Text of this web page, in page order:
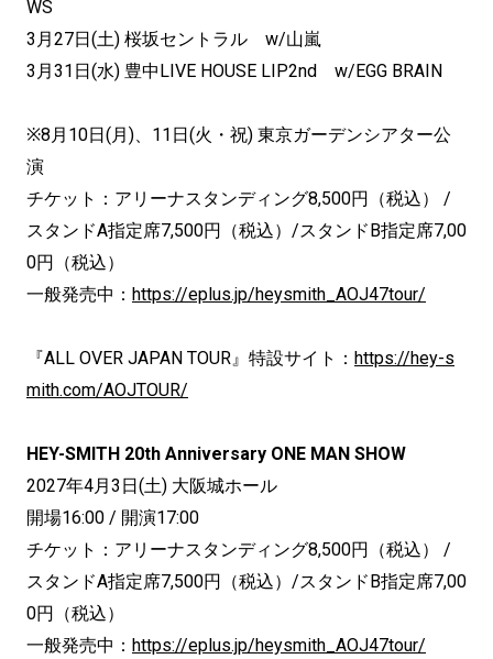
WS
3月27日(土) 桜坂セントラル w/山嵐
3月31日(水) 豊中LIVE HOUSE LIP2nd w/EGG BRAIN
※8月10日(月)、11日(火・祝) 東京ガーデンシアター公
演
チケット：アリーナスタンディング8,500円（税込） /
スタンドA指定席7,500円（税込）/スタンドB指定席7,00
0円（税込）
一般発売中： https://eplus.jp/heysmith_AOJ47tour/
『ALL OVER JAPAN TOUR』特設サイト： https://hey-s
mith.com/AOJTOUR/
HEY-SMITH 20th Anniversary ONE MAN SHOW
2027年4月3日(土) 大阪城ホール
開場16:00 / 開演17:00
チケット：アリーナスタンディング8,500円（税込） /
スタンドA指定席7,500円（税込）/スタンドB指定席7,00
0円（税込）
一般発売中： https://eplus.jp/heysmith_AOJ47tour/